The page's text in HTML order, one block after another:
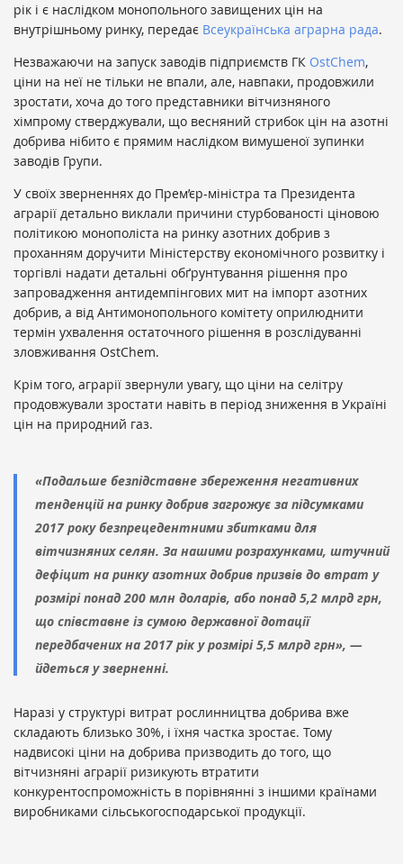
рік і є наслідком монопольного завищених цін на
внутрішньому ринку, передає Всеукраїнська аграрна рада.
Незважаючи на запуск заводів підприємств ГК OstChem,
ціни на неї не тільки не впали, але, навпаки, продовжили
зростати, хоча до того представники вітчизняного
хімпрому стверджували, що весняний стрибок цін на азотні
добрива нібито є прямим наслідком вимушеної зупинки
заводів Групи.
У своїх зверненнях до Прем’єр-міністра та Президента
аграрії детально виклали причини стурбованості ціновою
політикою монополіста на ринку азотних добрив з
проханням доручити Міністерству економічного розвитку і
торгівлі надати детальні обґрунтування рішення про
запровадження антидемпінгових мит на імпорт азотних
добрив, а від Антимонопольного комітету оприлюднити
термін ухвалення остаточного рішення в розслідуванні
зловживання OstChem.
Крім того, аграрії звернули увагу, що ціни на селітру
продовжували зростати навіть в період зниження в Україні
цін на природний газ.
«Подальше безпідставне збереження негативних
тенденцій на ринку добрив загрожує за підсумками
2017 року безпрецедентними збитками для
вітчизняних селян. За нашими розрахунками, штучний
дефіцит на ринку азотних добрив призвів до втрат у
розмірі понад 200 млн доларів, або понад 5,2 млрд грн,
що співставне із сумою державної дотації
передбачених на 2017 рік у розмірі 5,5 млрд грн», —
йдеться у зверненні.
Наразі у структурі витрат рослинництва добрива вже
складають близько 30%, і їхня частка зростає. Тому
надвисокі ціни на добрива призводить до того, що
вітчизняні аграрії ризикують втратити
конкурентоспроможність в порівнянні з іншими країнами
виробниками сільськогосподарської продукції.